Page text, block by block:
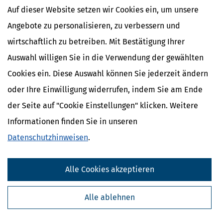
Auf dieser Website setzen wir Cookies ein, um unsere
Angebote zu personalisieren, zu verbessern und
wirtschaftlich zu betreiben. Mit Bestätigung Ihrer
Auswahl willigen Sie in die Verwendung der gewählten
Cookies ein. Diese Auswahl können Sie jederzeit ändern
oder Ihre Einwilligung widerrufen, indem Sie am Ende
der Seite auf "Cookie Einstellungen" klicken. Weitere
Informationen finden Sie in unseren
Datenschutzhinweisen.
Alle ablehnen
Alle Cookies akzeptieren
Prozesszinsen
Kostenlose Steuertipps & News
Absenden